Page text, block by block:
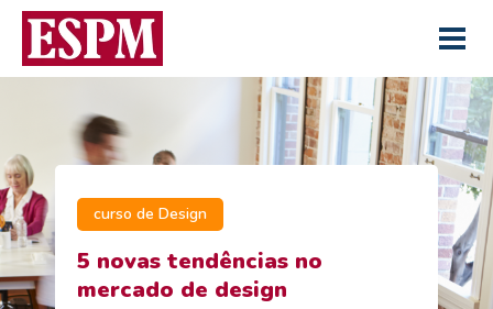
curso de Design
5 novas tendências no
mercado de design